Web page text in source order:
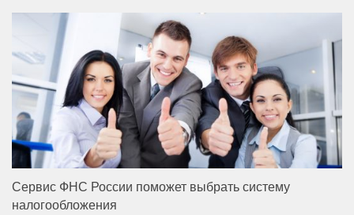
Сервис ФНС России поможет выбрать систему
налогообложения